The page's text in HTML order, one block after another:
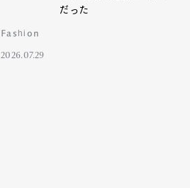
だった
Fashion
2026.07.29